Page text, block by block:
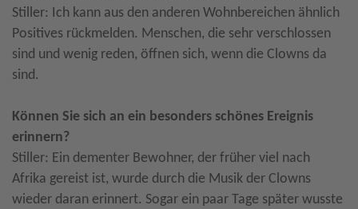
Stiller: Ich kann aus den anderen Wohnbereichen ähnlich
Positives rückmelden. Menschen, die sehr verschlossen
sind und wenig reden, öffnen sich, wenn die Clowns da
sind.
Können Sie sich an ein besonders schönes Ereignis
erinnern?
Stiller: Ein dementer Bewohner, der früher viel nach
Afrika gereist ist, wurde durch die Musik der Clowns
wieder daran erinnert. Sogar ein paar Tage später wusste